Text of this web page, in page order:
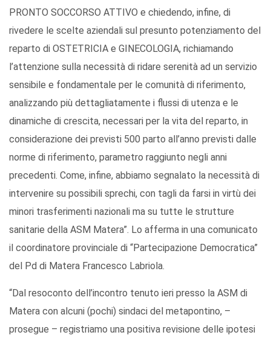
PRONTO SOCCORSO ATTIVO e chiedendo, infine, di
rivedere le scelte aziendali sul presunto potenziamento del
reparto di OSTETRICIA e GINECOLOGIA, richiamando
l’attenzione sulla necessità di ridare serenità ad un servizio
sensibile e fondamentale per le comunità di riferimento,
analizzando più dettagliatamente i flussi di utenza e le
dinamiche di crescita, necessari per la vita del reparto, in
considerazione dei previsti 500 parto all’anno previsti dalle
norme di riferimento, parametro raggiunto negli anni
precedenti. Come, infine, abbiamo segnalato la necessità di
intervenire su possibili sprechi, con tagli da farsi in virtù dei
minori trasferimenti nazionali ma su tutte le strutture
sanitarie della ASM Matera”. Lo afferma in una comunicato
il coordinatore provinciale di “Partecipazione Democratica”
del Pd di Matera Francesco Labriola.
“Dal resoconto dell’incontro tenuto ieri presso la ASM di
Matera con alcuni (pochi) sindaci del metapontino, –
prosegue – registriamo una positiva revisione delle ipotesi